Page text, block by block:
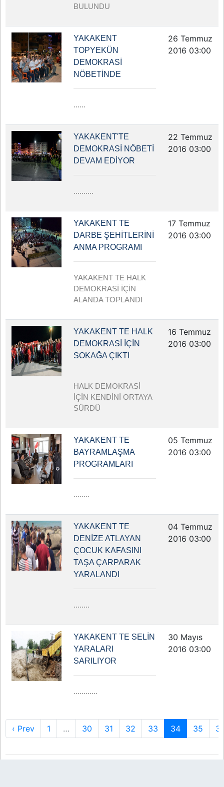
BULUNDU
YAKAKENT
TOPYEKÜN
DEMOKRASİ
NÖBETİNDE
......
26 Temmuz
2016 03:00
YAKAKENT'TE
DEMOKRASİ NÖBETİ
DEVAM EDİYOR
..........
22 Temmuz
2016 03:00
YAKAKENT TE
DARBE ŞEHİTLERİNİ
ANMA PROGRAMI
YAKAKENT TE HALK
DEMOKRASİ İÇİN
ALANDA TOPLANDI
17 Temmuz
2016 03:00
YAKAKENT TE HALK
DEMOKRASİ İÇİN
SOKAĞA ÇIKTI
HALK DEMOKRASİ
İÇİN KENDİNİ ORTAYA
SÜRDÜ
16 Temmuz
2016 03:00
YAKAKENT TE
BAYRAMLAŞMA
PROGRAMLARI
........
05 Temmuz
2016 03:00
YAKAKENT TE
DENİZE ATLAYAN
ÇOCUK KAFASINI
TAŞA ÇARPARAK
YARALANDI
........
04 Temmuz
2016 03:00
YAKAKENT TE SELİN
YARALARI
SARILIYOR
............
30 Mayıs
2016 03:00
‹ Prev 1 … 30 31 32 33 34 35